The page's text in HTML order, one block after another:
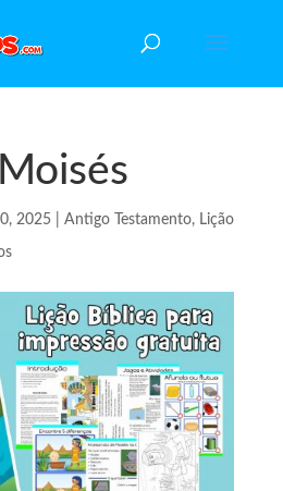
2025| Antigo Testamento, Lição